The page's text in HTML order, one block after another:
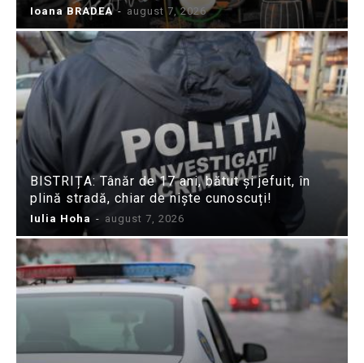
Ioana BRADEA - august 7, 2026
BISTRIȚA: Tânăr de 17 ani, bătut și jefuit, în
plină stradă, chiar de niște cunoscuți!
Iulia Hoha - august 7, 2026